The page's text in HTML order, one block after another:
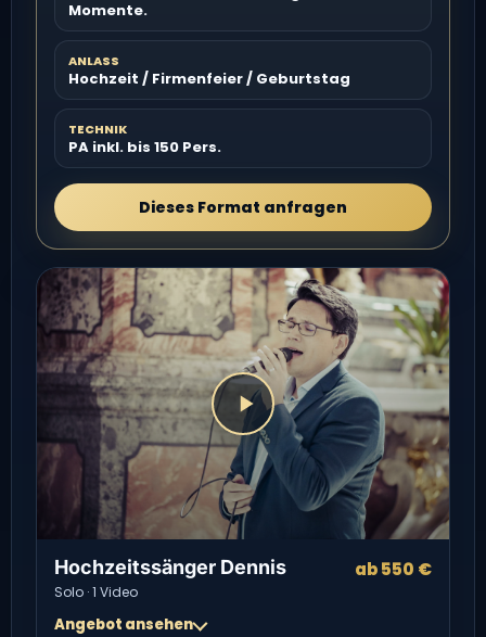
Momente.
ANLASS
Hochzeit / Firmenfeier / Geburtstag
TECHNIK
PA inkl. bis 150 Pers.
Dieses Format anfragen
Hochzeitssänger Dennis
Solo · 1 Video
ab 550 €
Angebot ansehen